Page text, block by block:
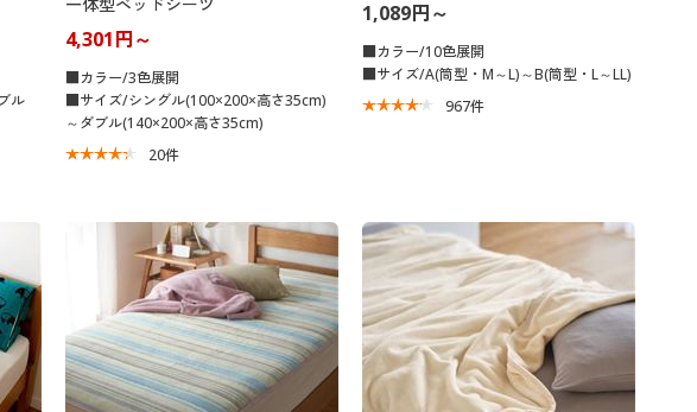
ル
4,301円～
■カラー/3色展開
■サイズ/シングル(100×200×高さ35cm)
～ダブル(140×200×高さ35cm)
20件
1,089円～
■カラー/10色展開
■サイズ/A(筒型・M～L)～B(筒型・L～LL)
967件